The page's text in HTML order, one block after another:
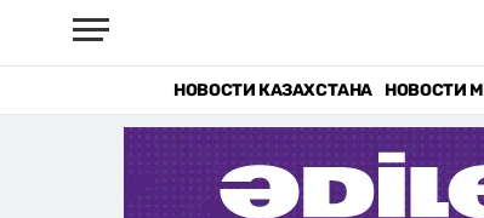
НОВОСТИ КАЗАХСТАНА НОВОСТИ